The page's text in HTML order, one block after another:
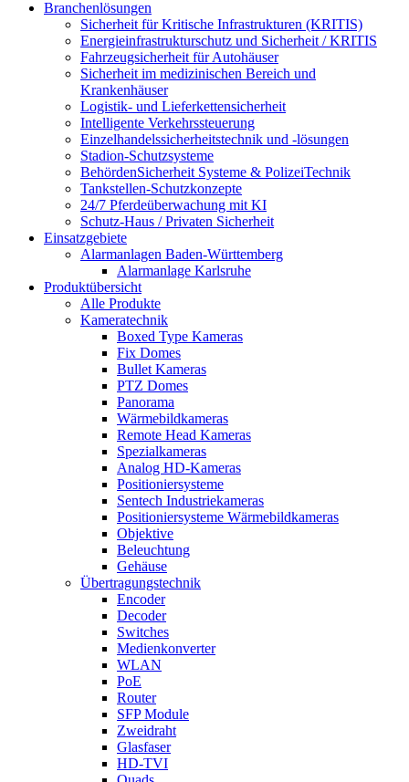
Branchenlösungen
Sicherheit für Kritische Infrastrukturen (KRITIS)
Energieinfrastrukturschutz und Sicherheit / KRITIS
Fahrzeugsicherheit für Autohäuser
Sicherheit im medizinischen Bereich und
Krankenhäuser
Logistik- und Lieferkettensicherheit
Intelligente Verkehrssteuerung
Einzelhandelssicherheitstechnik und -lösungen
Stadion-Schutzsysteme
BehördenSicherheit Systeme & PolizeiTechnik
Tankstellen-Schutzkonzepte​
24/7 Pferdeüberwachung mit KI
Schutz-Haus / Privaten Sicherheit
Einsatzgebiete
Alarmanlagen Baden-Württemberg
Alarmanlage Karlsruhe
Produktübersicht
Alle Produkte
Kameratechnik
Boxed Type Kameras
Fix Domes
Bullet Kameras
PTZ Domes
Panorama
Wärmebildkameras
Remote Head Kameras
Spezialkameras
Analog HD-Kameras
Positioniersysteme
Sentech Industriekameras
Positioniersysteme Wärmebildkameras
Objektive
Beleuchtung
Gehäuse
Übertragungstechnik
Encoder
Decoder
Switches
Medienkonverter
WLAN
PoE
Router
SFP Module
Zweidraht
Glasfaser
HD-TVI